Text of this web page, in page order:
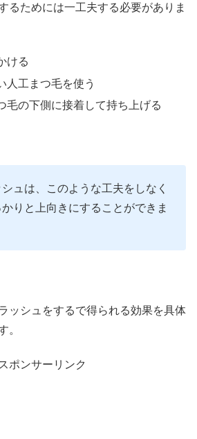
るためには一工夫する必要がありま
ける
人工まつ毛を使う
毛の下側に接着して持ち上げる
ュは、このような工夫をしなく
りと上向きにすることができま
ッシュをするで得られる効果を具体
。
スポンサーリンク